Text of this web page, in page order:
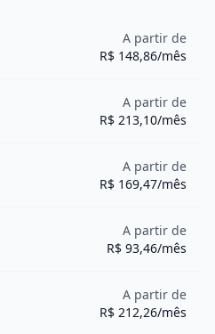
A partir de
R$ 148,86/mês
A partir de
R$ 213,10/mês
A partir de
R$ 169,47/mês
A partir de
R$ 93,46/mês
A partir de
R$ 212,26/mês